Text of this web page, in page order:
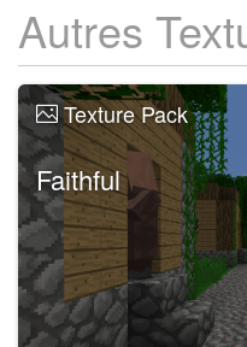
Autres
Texture Pack
Faithful